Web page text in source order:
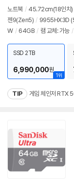
노트북 / 45.72cm(18인치)
젠9(Zen5) / 9955HX3D
W / 64GB / 램 교체: 가능 /
1위
SSD 2TB
6,990,000원
TIP 게임 체인저 RTX